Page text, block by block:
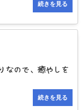
続きを見る
なので、癒やしを
続きを見る